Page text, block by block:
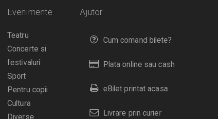
Ajutor
Cum comand bilete?
Plata online sau cash
eBilet printat acasa
Livrare prin curier
Evenimente
Teatru
Concerte si
festivaluri
Sport
Pentru copii
Cultura
Diverse